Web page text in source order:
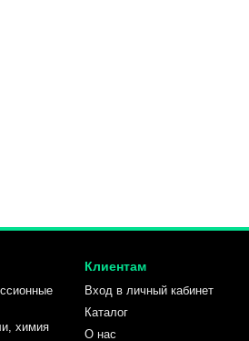
химия
Клиентам
Вход в личный кабинет
Каталог
О нас